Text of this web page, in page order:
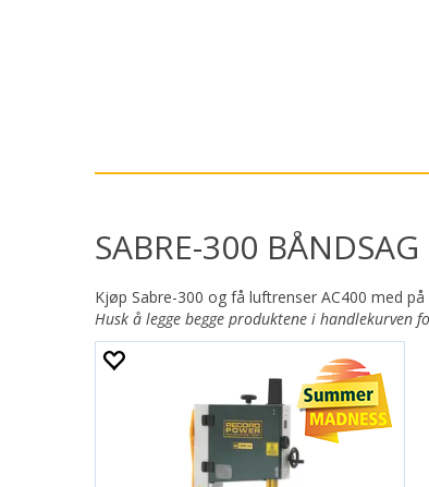
SABRE-300
Kjøp Sabre-300 og få luftrenser AC400 med på
Husk å legge begge produktene i handlekurven